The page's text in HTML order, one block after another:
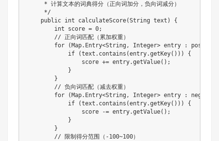
     * 计算文本的词典得分（正向词加分，负向词减分）
     */
public int calculateScore(String text )
{
int score = 0;
// 正向词匹配（累加权重）
for
( Map. Entry<String , Integer> entry :
if
(text . contains (entry.getKey( ) ) )
{
                score
+= entry.getValue( ) ;
}
}
// 负向词匹配（减去权重）
for
( Map. Entry<String , Integer> entry :
if
(text . contains (entry.getKey( ) ) )
{
                score
-= entry.getValue( ) ;
}
}
// 限制得分范围（-100~100）